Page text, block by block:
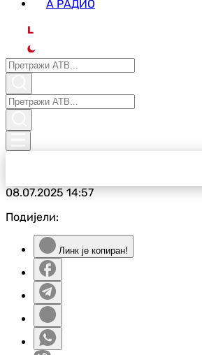
А РАДИО
L
08.07.202514:57
Подијели:
Линк је копиран!